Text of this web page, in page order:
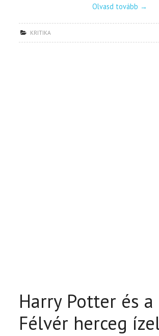
Olvasd tovább →
KRITIKA
Harry Potter és a
Félvér herceg